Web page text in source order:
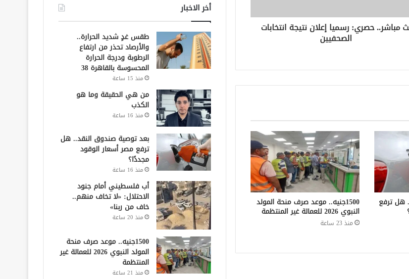
مباشر.. حصري: رسميا إعلان نتيجة انتخابات
الصحفيين
هل ترفع 1500جنيه.. موعد صرف منحة المولد
النبوي 2026 للعمالة غير المنتظمة
منذ 23 ساعة
أخر الاخبار
طقس غدٍ شديد الحرارة..
والأرصاد تحذر من ارتفاع
الرطوبة ودرجة الحرارة
المحسوسة بالقاهرة 38
منذ 15 ساعة
من هي الحقيقة وما هو
الكذب
منذ 16 ساعة
بعد توصية صندوق النقد.. هل
ترفع مصر أسعار الوقود
مجددًا؟
منذ 16 ساعة
أب فلسطيني أمام جنود
الاحتلال: «لا تخاف منهم..
خاف من ربنا»
منذ 20 ساعة
1500جنيه.. موعد صرف منحة
المولد النبوي 2026 للعمالة غير
المنتظمة
منذ 21 ساعة